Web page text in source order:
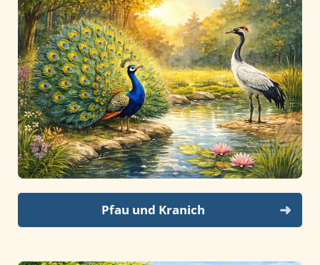
Pfau und Kranich